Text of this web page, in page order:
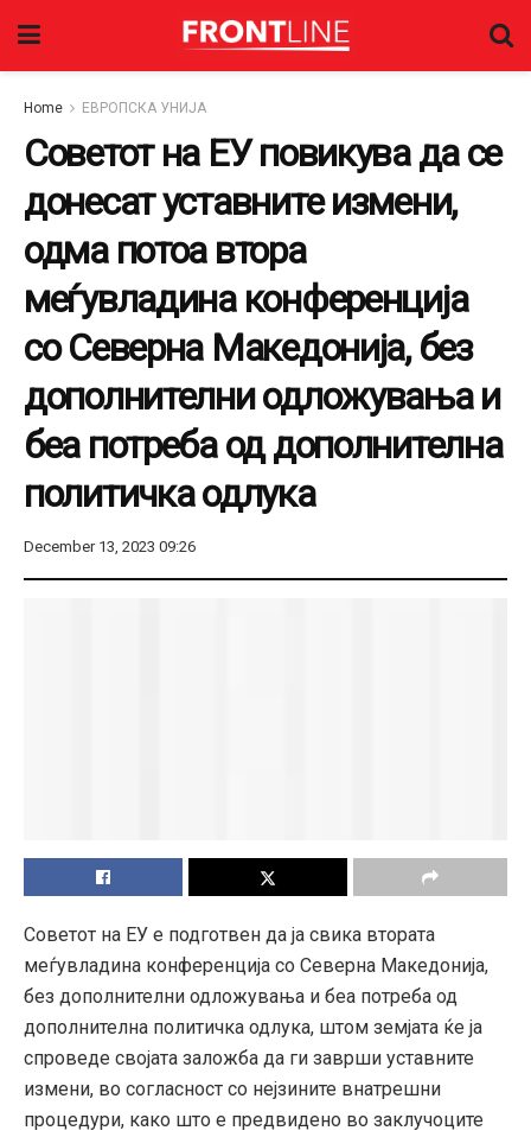
Home ЕВРОПСКА УНИЈА
Советот на ЕУ повикува да се
донесат уставните измени,
одма потоа втора
меѓувладина конференција
со Северна Македонија, без
дополнителни одложувања и
беа потреба од дополнителна
политичка одлука
December 13, 2023 09:26
Советот на ЕУ е подготвен да ја свика втората
меѓувладина конференција со Северна Македонија,
без дополнителни одложувања и беа потреба од
дополнителна политичка одлука, штом земјата ќе ја
спроведе својата заложба да ги заврши уставните
измени, во согласност со нејзините внатрешни
процедури, како што е предвидено во заклучоците